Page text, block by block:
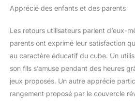
Apprécié des enfants et des parents
Les retours utilisateurs parlent d’eux-
parents ont exprimé leur satisfaction
au caractère éducatif du cube. Un
son fils s’amuse pendant des heures
jeux proposés. Un autre apprécie
rangement proposé par le couvercle